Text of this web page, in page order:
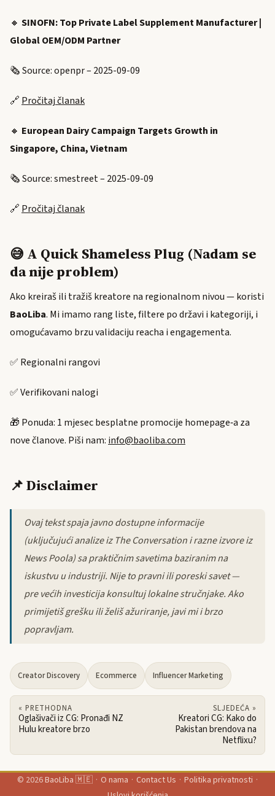
🔸 SINOFN: Top Private Label Supplement Manufacturer |
Global OEM/ODM Partner
🗞️ Source: openpr – 2025-09-09
🔗 Pročitaj članak
🔸 European Dairy Campaign Targets Growth in
Singapore, China, Vietnam
🗞️ Source: smestreet – 2025-09-09
🔗 Pročitaj članak
😅 A Quick Shameless Plug (Nadam se
da nije problem)
Ako kreiraš ili tražiš kreatore na regionalnom nivou — koristi
BaoLiba. Mi imamo rang liste, filtere po državi i kategoriji, i
omogućavamo brzu validaciju reacha i engagementa.
✅ Regionalni rangovi
✅ Verifikovani nalogi
🎁 Ponuda: 1 mjesec besplatne promocije homepage‑a za
nove članove. Piši nam: info@baoliba.com
📌 Disclaimer
Ovaj tekst spaja javno dostupne informacije
(uključujući analize iz The Conversation i razne izvore iz
News Poola) sa praktičnim savetima baziranim na
iskustvu u industriji. Nije to pravni ili poreski savet —
pre većih investicija konsultuj lokalne stručnjake. Ako
primijetiš grešku ili želiš ažuriranje, javi mi i brzo
popravljam.
Creator Discovery Ecommerce Influencer Marketing
« PRETHODNA
Oglašivači iz CG: Pronađi NZ
Hulu kreatore brzo
SLJEDEĆA »
Kreatori CG: Kako do
Pakistan brendova na
Netflixu?
© 2026BaoLiba 🇲🇪 · O nama · Contact Us · Politika privatnosti ·